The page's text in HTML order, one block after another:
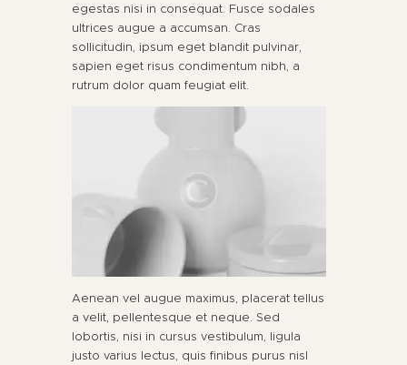
egestas nisi in consequat. Fusce sodales
ultrices augue a accumsan. Cras
sollicitudin, ipsum eget blandit pulvinar,
sapien eget risus condimentum nibh, a
rutrum dolor quam feugiat elit.
Aenean vel augue maximus, placerat tellus
a velit, pellentesque et neque. Sed
lobortis, nisi in cursus vestibulum, ligula
justo varius lectus, quis finibus purus nisl